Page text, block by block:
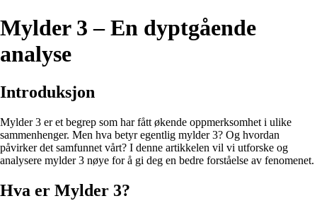
Mylder 3 – En dyptgående
analyse
Introduksjon
Mylder 3 er et begrep som har fått økende oppmerksomhet i ulike
sammenhenger. Men hva betyr egentlig mylder 3? Og hvordan
påvirker det samfunnet vårt? I denne artikkelen vil vi utforske og
analysere mylder 3 nøye for å gi deg en bedre forståelse av fenomenet.
Hva er Mylder 3?